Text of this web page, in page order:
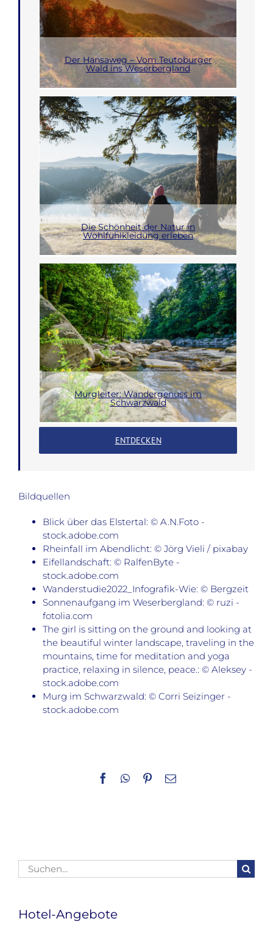
Der Hansaweg – Vom Teutoburger
Wald ins Weserbergland
Die Schönheit der Natur in
Wohlfühlkleidung erleben
Murgleiter: Wandergenuss im
Schwarzwald
ENTDECKEN
Bildquellen
Blick über das Elstertal: © A.N.Foto -
stock.adobe.com
Rheinfall im Abendlicht: © Jörg Vieli / pixabay
Eifellandschaft: © RalfenByte -
stock.adobe.com
Wanderstudie2022_Infografik-Wie: © Bergzeit
Sonnenaufgang im Weserbergland: © ruzi -
fotolia.com
The girl is sitting on the ground and looking at
the beautiful winter landscape, traveling in the
mountains, time for meditation and yoga
practice, relaxing in silence, peace.: © Aleksey -
stock.adobe.com
Murg im Schwarzwald: © Corri Seizinger -
stock.adobe.com
Facebook
WhatsApp
Pinterest
E-
Suche
nach:
Hotel-Angebote